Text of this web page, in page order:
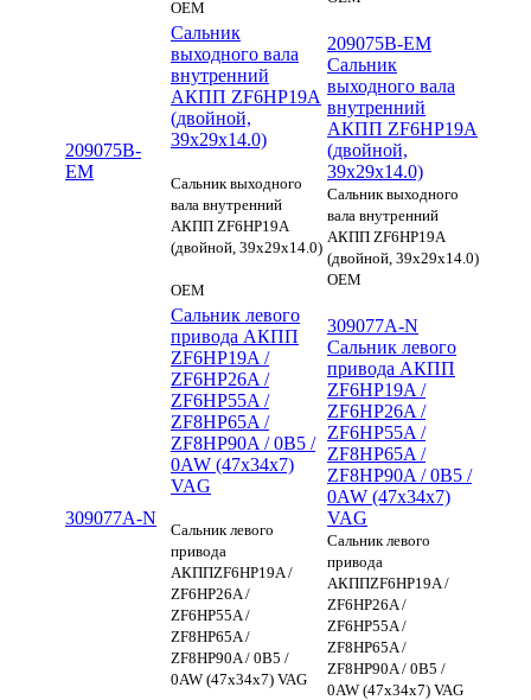
OEM
209075B-
EM
Сальник
выходного вала
внутренний
АКПП ZF6HP19A
(двойной,
39x29x14.0)
Сальник выходного
вала внутренний
АКПП ZF6HP19A
(двойной, 39x29x14.0)
OEM
209075B-EM
Сальник
выходного вала
внутренний
АКПП ZF6HP19A
(двойной,
39x29x14.0)
Сальник выходного
вала внутренний
АКПП ZF6HP19A
(двойной, 39x29x14.0)
OEM
309077A-N
Сальник левого
привода АКПП
ZF6HP19A /
ZF6HP26A /
ZF6HP55A /
ZF8HP65A /
ZF8HP90A / 0B5 /
0AW (47x34x7)
VAG
Сальник левого
привода
АКППZF6HP19A /
ZF6HP26A /
ZF6HP55A /
ZF8HP65A /
ZF8HP90A / 0B5 /
0AW (47x34x7) VAG
309077A-N
Сальник левого
привода АКПП
ZF6HP19A /
ZF6HP26A /
ZF6HP55A /
ZF8HP65A /
ZF8HP90A / 0B5 /
0AW (47x34x7)
VAG
Сальник левого
привода
АКППZF6HP19A /
ZF6HP26A /
ZF6HP55A /
ZF8HP65A /
ZF8HP90A / 0B5 /
0AW (47x34x7) VAG